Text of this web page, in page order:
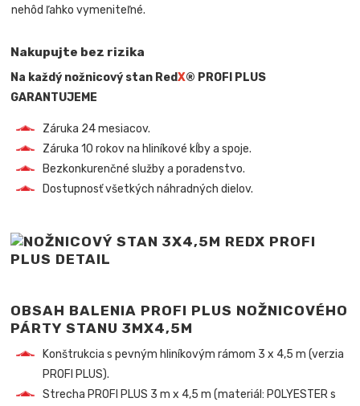
nehôd ľahko vymeniteľné.
Nakupujte bez rizika
Na každý nožnicový stan RedX® PROFI PLUS
GARANTUJEME
Záruka 24 mesiacov.
Záruka 10 rokov na hliníkové kĺby a spoje.
Bezkonkurenčné služby a poradenstvo.
Dostupnosť všetkých náhradných dielov.
OBSAH BALENIA PROFI PLUS NOŽNICOVÉHO
PÁRTY STANU 3MX4,5M
Konštrukcia s pevným hliníkovým rámom 3 x 4,5 m (verzia
PROFI PLUS).
Strecha PROFI PLUS 3 m x 4,5 m (materiál: POLYESTER s